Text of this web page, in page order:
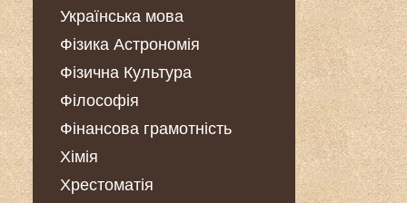
Українська мова
Фізика Астрономія
Фізична Культура
Філософія
Фінансова грамотність
Хімія
Хрестоматія